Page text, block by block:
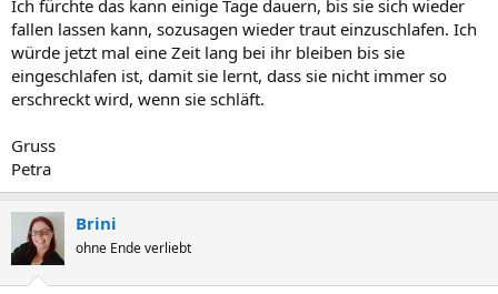
Ich fürchte das kann einige Tage dauern, bis sie sich wieder
fallen lassen kann, sozusagen wieder traut einzuschlafen. Ich
würde jetzt mal eine Zeit lang bei ihr bleiben bis sie
eingeschlafen ist, damit sie lernt, dass sie nicht immer so
erschreckt wird, wenn sie schläft.
Gruss
Petra
Brini
ohne Ende verliebt